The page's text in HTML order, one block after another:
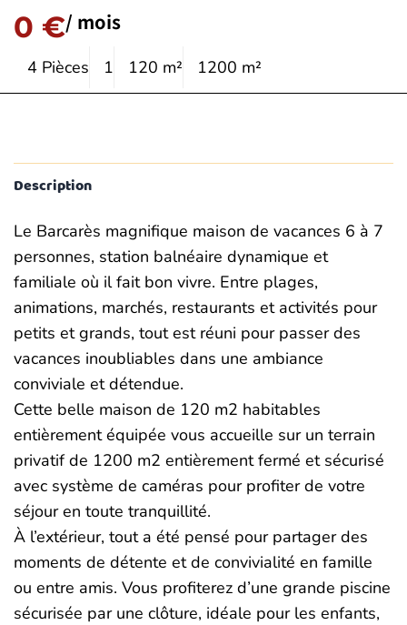
0 €/ mois
4 Pièces 1 120 m² 1200 m²
Description
Le Barcarès magnifique maison de vacances 6 à 7
personnes, station balnéaire dynamique et
familiale où il fait bon vivre. Entre plages,
animations, marchés, restaurants et activités pour
petits et grands, tout est réuni pour passer des
vacances inoubliables dans une ambiance
conviviale et détendue.
Cette belle maison de 120 m2 habitables
entièrement équipée vous accueille sur un terrain
privatif de 1200 m2 entièrement fermé et sécurisé
avec système de caméras pour profiter de votre
séjour en toute tranquillité.
À l’extérieur, tout a été pensé pour partager des
moments de détente et de convivialité en famille
ou entre amis. Vous profiterez d’une grande piscine
sécurisée par une clôture, idéale pour les enfants,